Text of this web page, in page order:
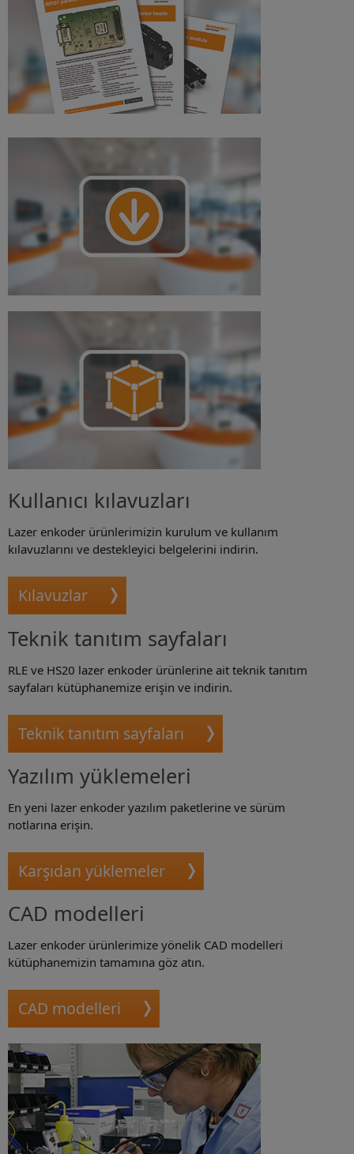
Kullanıcı kılavuzları
Lazer enkoder ürünlerimizin kurulum ve kullanım
kılavuzlarını ve destekleyici belgelerini indirin.
Kılavuzlar
Teknik tanıtım sayfaları
RLE ve HS20 lazer enkoder ürünlerine ait teknik tanıtım
sayfaları kütüphanemize erişin ve indirin.
Teknik tanıtım sayfaları
Yazılım yüklemeleri
En yeni lazer enkoder yazılım paketlerine ve sürüm
notlarına erişin.
Karşıdan yüklemeler
CAD modelleri
Lazer enkoder ürünlerimize yönelik CAD modelleri
kütüphanemizin tamamına göz atın.
CAD modelleri